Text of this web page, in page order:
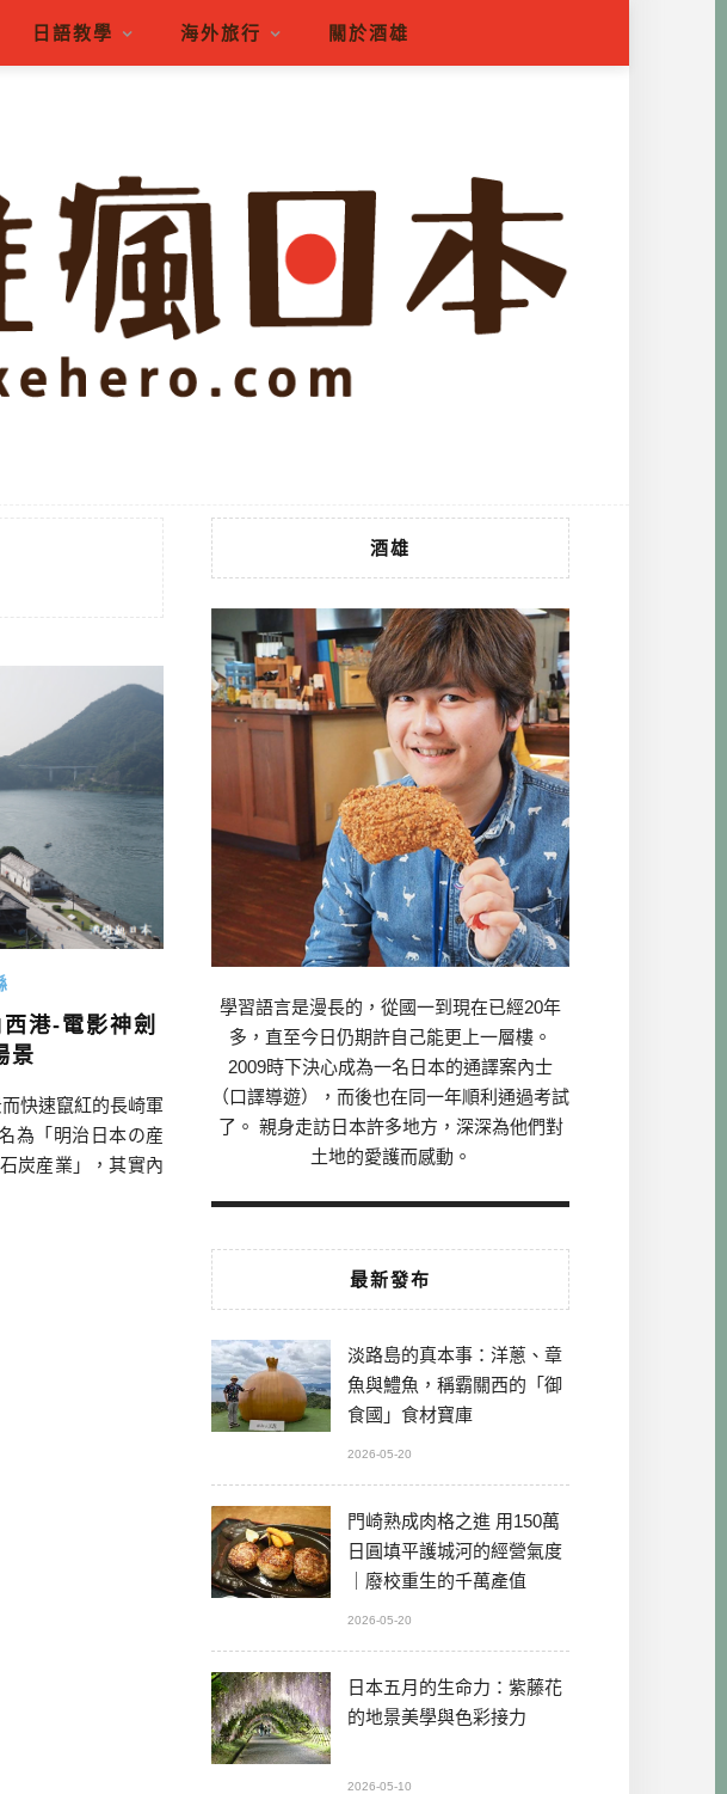
日語教學 海外旅行 關於酒雄
港-電影神劍
景
快速竄紅的長崎軍
為「明治日本の産
炭産業」，其實內
島等地共10個區
酒雄
學習語言是漫長的，從國一到現在已經20年
多，直至今日仍期許自己能更上一層樓。
2009時下決心成為一名日本的通譯案內士
（口譯導遊），而後也在同一年順利通過考試
了。 親身走訪日本許多地方，深深為他們對
土地的愛護而感動。
最新發布
淡路島的真本事：洋蔥、章
魚與鱧魚，稱霸關西的「御
食國」食材寶庫
2026-05-20
門崎熟成肉格之進 用150萬
日圓填平護城河的經營氣度
｜廢校重生的千萬產值
2026-05-20
日本五月的生命力：紫藤花
的地景美學與色彩接力
2026-05-10